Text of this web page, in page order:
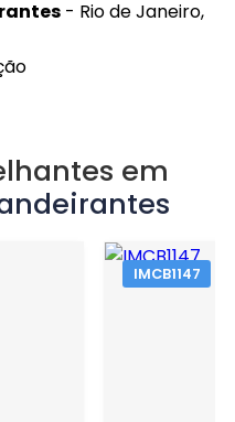
- Rio de Janeiro,
em
IMCB1147